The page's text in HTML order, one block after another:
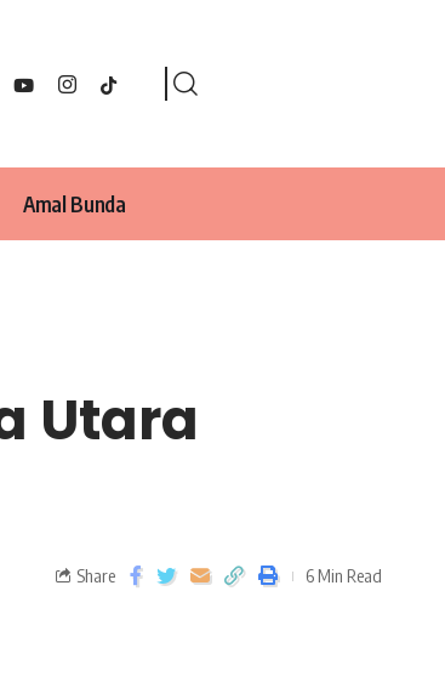
Amal Bunda
Utara
Share 6 Min Read